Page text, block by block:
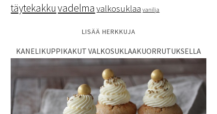
täytekakkuvadelma valkosuklaa vanilja
LISÄÄ HERKKUJA
KANELIKUPPIKAKUT VALKOSUKLAAKUORRUTUKSELLA